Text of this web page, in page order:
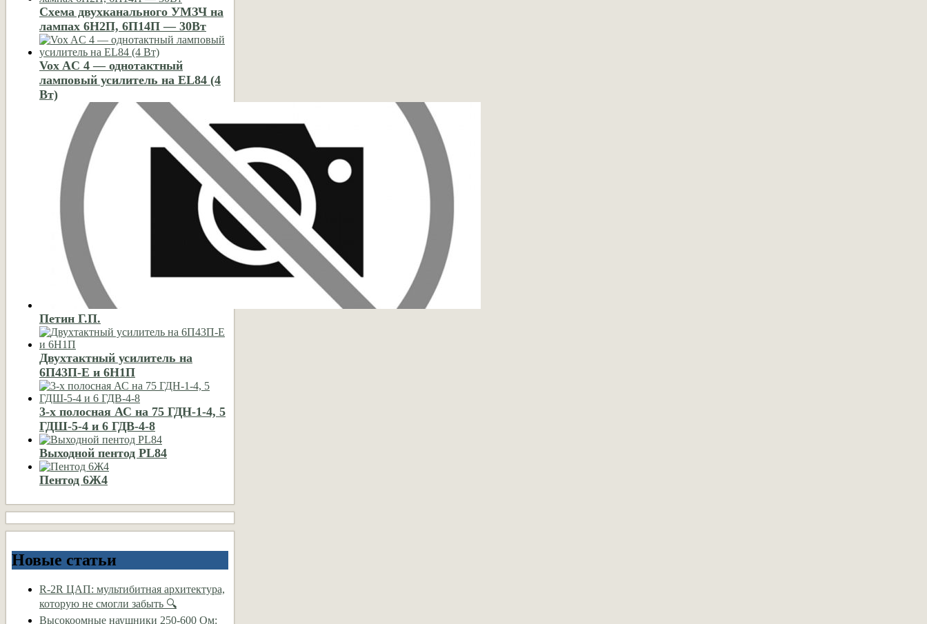
Схема двухканального УМЗЧ на
лампах 6Н2П, 6П14П — 30Вт
Vox AC 4 — однотактный
ламповый усилитель на EL84 (4
Вт)
Петин Г.П.
Двухтактный усилитель на
6П43П-Е и 6Н1П
3-х полосная АС на 75 ГДН-1-4, 5
ГДШ-5-4 и 6 ГДВ-4-8
Выходной пентод PL84
Пентод 6Ж4
Новые статьи
R-2R ЦАП: мультибитная архитектура,
которую не смогли забыть 🔍
Высокоомные наушники 250-600 Ом: